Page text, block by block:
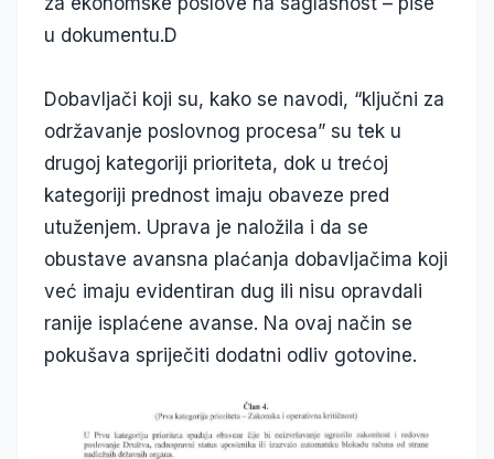
u dokumentu.D
Dobavljači koji su, kako se navodi, “ključni za
održavanje poslovnog procesa” su tek u
drugoj kategoriji prioriteta, dok u trećoj
kategoriji prednost imaju obaveze pred
utuženjem. Uprava je naložila i da se
obustave avansna plaćanja dobavljačima koji
već imaju evidentiran dug ili nisu opravdali
ranije isplaćene avanse. Na ovaj način se
pokušava spriječiti dodatni odliv gotovine.